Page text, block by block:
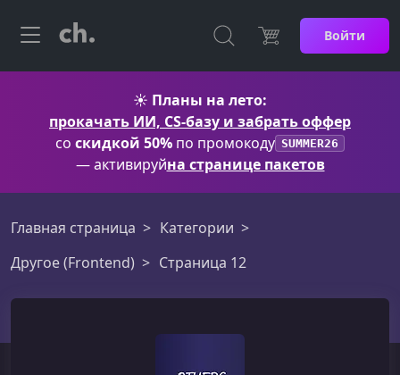
Войти
☀️ Планы на лето:
прокачать ИИ, CS-базу и забрать оффер
со скидкой 50% по промокоду SUMMER26
— активируйна странице пакетов
Главная страница
Категории
Другое (Frontend)
Страница 12